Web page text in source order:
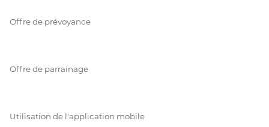
Offre de prévoyance
Offre de parrainage
Utilisation de l'application mobile